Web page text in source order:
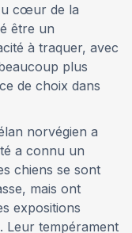
cœur de la
être un
à traquer, avec
plus
de choix dans
norvégien a
a connu un
chiens se sont
mais ont
expositions
Leur tempérament